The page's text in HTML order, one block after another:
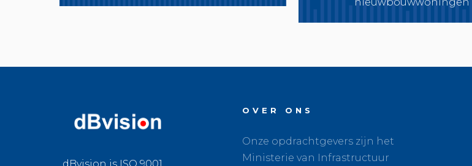
OVER ONS
Onze opdrachtgevers zijn het
Ministerie van Infrastructuur